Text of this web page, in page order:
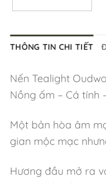
THÔNG TIN CHI TIẾT
Nến Tealight
Nồng ấm – Cá tính
Một bản hòa âm
gian mộc mạc
Hương đầu mở ra